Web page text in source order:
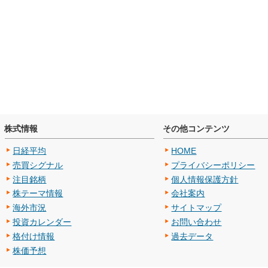
株式情報
日経平均
売買シグナル
注目銘柄
株テーマ情報
海外市況
投資カレンダー
格付け情報
株価予想
その他コンテンツ
HOME
プライバシーポリシー
個人情報保護方針
会社案内
サイトマップ
お問い合わせ
過去データ